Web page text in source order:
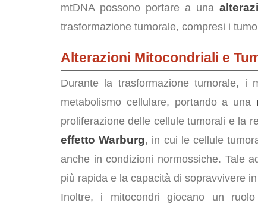
mtDNA possono portare a una
trasformazione tumorale, compresi i
Alterazioni Mitocondriali e
Durante la trasformazione tumorale, i
metabolismo cellulare, portando a una
proliferazione delle cellule tumorali e la
effetto Warburg, in cui le cellule
anche in condizioni normossiche. Tale
più rapida e la capacità di sopravvivere
Inoltre, i mitocondri giocano un